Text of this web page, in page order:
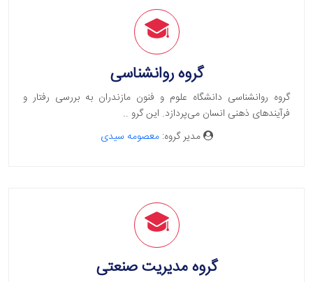
گروه روانشناسی
گروه روانشناسی دانشگاه علوم و فنون مازندران به بررسی رفتار و
فرآیندهای ذهنی انسان می‌پردازد. این گرو ..
مدیر گروه:معصومه سیدی
گروه مدیریت صنعتی